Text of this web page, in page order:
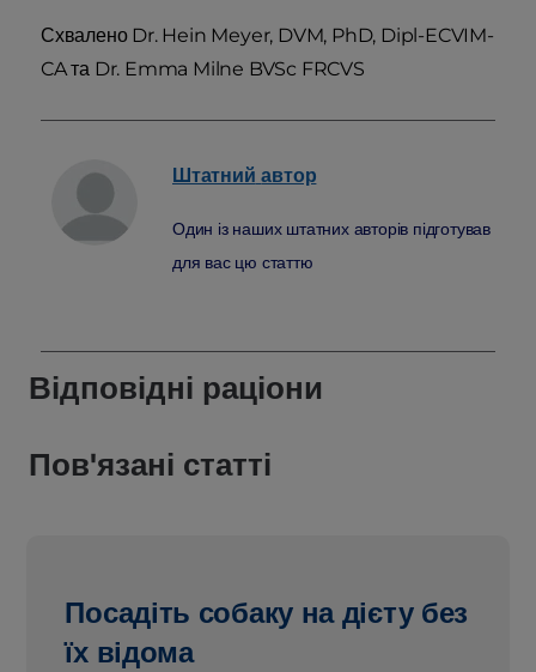
Схвалено Dr. Hein Meyer, DVM, PhD, Dipl-ECVIM-
CA та Dr. Emma Milne BVSc FRCVS
Штатний автор
Один із наших штатних авторів підготував
для вас цю статтю
Відповідні раціони
Пов'язані статті
Посадіть собаку на дієту без
їх відома